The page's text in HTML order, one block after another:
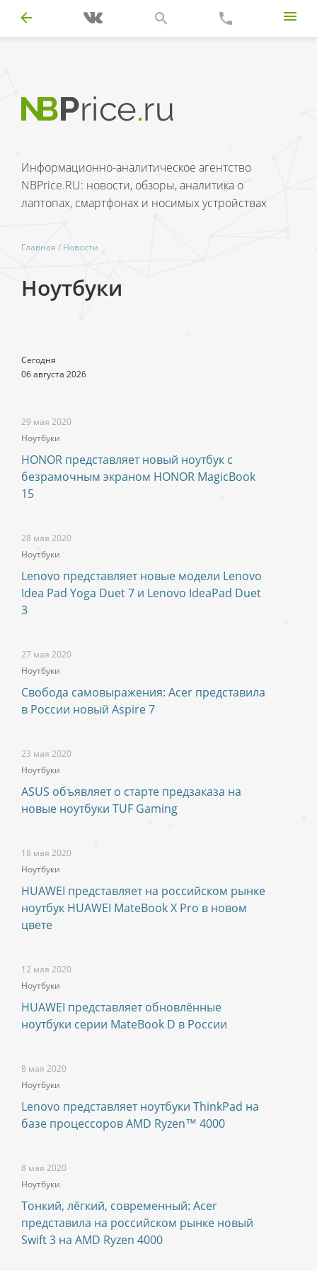
Информационно-аналитическое агентство
NBPrice.RU: новости, обзоры, аналитика о
лаптопах, смартфонах и носимых устройствах
Главная / Новости
Ноутбуки
Сегодня
06 августа 2026
29 мая 2020
Ноутбуки
HONOR представляет новый ноутбук с
безрамочным экраном HONOR MagicBook
15
28 мая 2020
Ноутбуки
Lenovo представляет новые модели Lenovo
Idea Pad Yoga Duet 7 и Lenovo IdeaPad Duet
3
27 мая 2020
Ноутбуки
Свобода самовыражения: Acer представила
в России новый Aspire 7
23 мая 2020
Ноутбуки
ASUS объявляет о старте предзаказа на
новые ноутбуки TUF Gaming
18 мая 2020
Ноутбуки
HUAWEI представляет на российском рынке
ноутбук HUAWEI MateBook X Pro в новом
цвете
12 мая 2020
Ноутбуки
HUAWEI представляет обновлённые
ноутбуки серии MateBook D в России
8 мая 2020
Ноутбуки
Lenovo представляет ноутбуки ThinkPad на
базе процессоров AMD Ryzen™ 4000
8 мая 2020
Ноутбуки
Тонкий, лёгкий, современный: Acer
представила на российском рынке новый
Swift 3 на AMD Ryzen 4000